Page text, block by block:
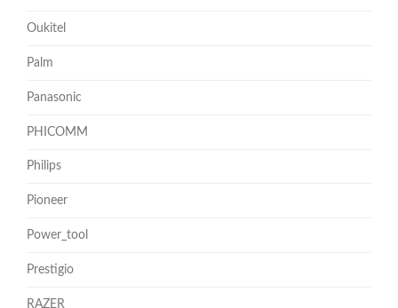
Oukitel
Palm
Panasonic
PHICOMM
Philips
Pioneer
Power_tool
Prestigio
RAZER